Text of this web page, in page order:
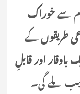
سےخوراک
طریقوںکے
باوقار اور قابلِ
ملے گی۔